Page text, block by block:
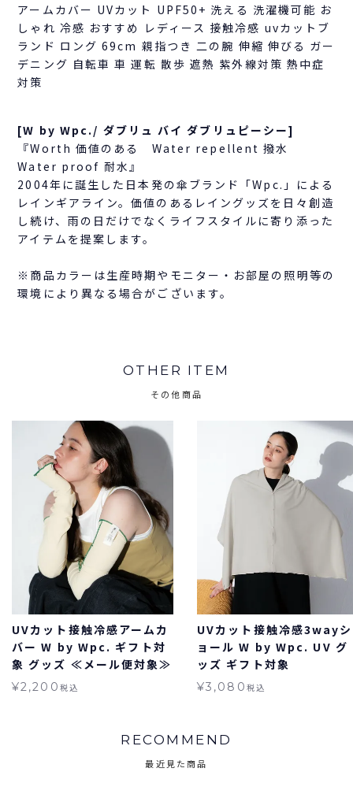
アームカバー UVカット UPF50+ 洗える 洗濯機可能 お
しゃれ 冷感 おすすめ レディース 接触冷感 uvカットブ
ランド ロング 69cm 親指つき 二の腕 伸縮 伸びる ガー
デニング 自転車 車 運転 散歩 遮熱 紫外線対策 熱中症
対策
[W by Wpc./ ダブリュ バイ ダブリュピーシー]
『Worth 価値のある Water repellent 撥水
Water proof 耐水』
2004年に誕生した日本発の傘ブランド「Wpc.」による
レインギアライン。価値のあるレイングッズを日々創造
し続け、雨の日だけでなくライフスタイルに寄り添った
アイテムを提案します。
※商品カラーは生産時期やモニター・お部屋の照明等の
環境により異なる場合がございます。
OTHER ITEM
その他商品
UVカット接触冷感アームカ
バー W by Wpc. ギフト対
象 グッズ ≪メール便対象≫
¥2,200 税込
UVカット接触冷感3wayシ
ョール W by Wpc. UV グ
ッズ ギフト対象
¥3,080 税込
RECOMMEND
最近見た商品